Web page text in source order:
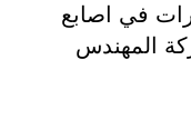
في اصابع
موديل 902 ماركة المهندس